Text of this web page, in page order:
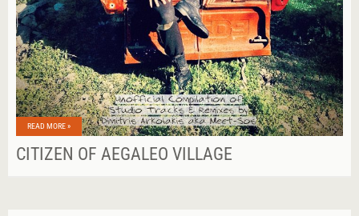
READ MORE »
CITIZEN OF AEGALEO VILLAGE